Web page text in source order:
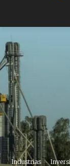
Industrias